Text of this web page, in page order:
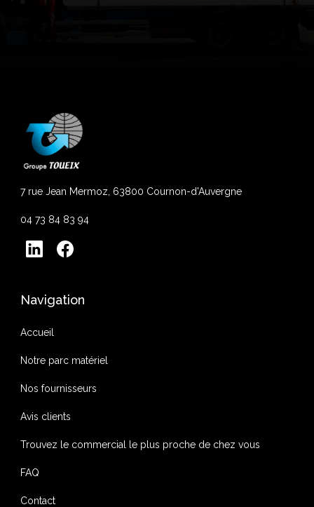
7 rue Jean Mermoz, 63800 Cournon-d'Auvergne
04 73 84 83 94
Navigation
Accueil
Notre parc matériel
Nos fournisseurs
Avis clients
Trouvez le commercial le plus proche de chez vous
FAQ
Contact